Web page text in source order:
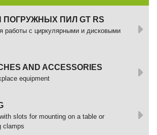
ПИЛ GT RS
работы с циркулярными и дисковыми
AND ACCESSORIES
equipment
slots for mounting on a table or
clamps